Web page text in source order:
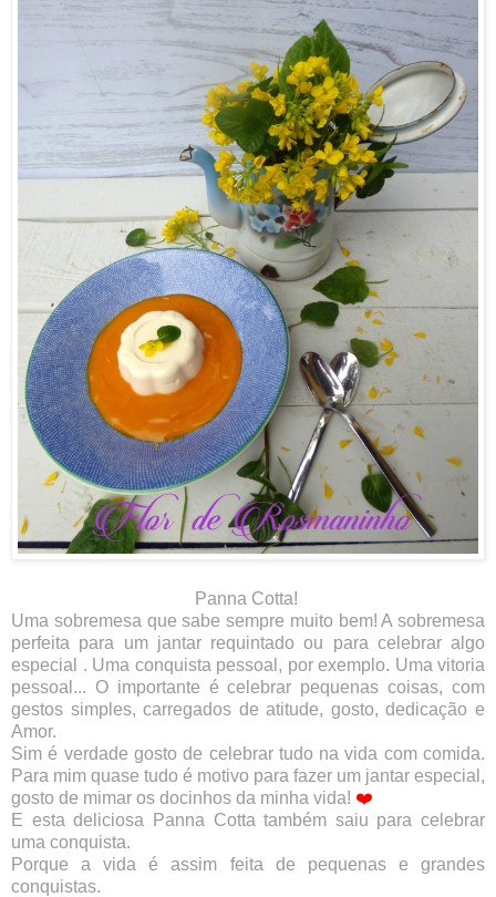
Panna Cotta!
Uma sobremesa que sabe sempre muito bem! A sobremesa
perfeita para um jantar requintado ou para celebrar algo
especial . Uma conquista pessoal, por exemplo. Uma vitoria
pessoal... O importante é celebrar pequenas coisas, com
gestos simples, carregados de atitude, gosto, dedicação e
Amor.
Sim é verdade gosto de celebrar tudo na vida com comida.
Para mim quase tudo é motivo para fazer um jantar especial,
gosto de mimar os docinhos da minha vida! ❤️
E esta deliciosa Panna Cotta também saiu para celebrar
uma conquista.
Porque a vida é assim feita de pequenas e grandes
conquistas.